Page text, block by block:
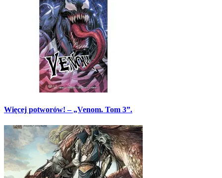
Więcej potworów! – „Venom. Tom 3”.